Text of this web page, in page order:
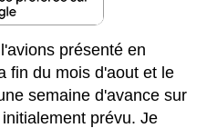
présenté en
fin du mois d'aout et le
semaine d'avance sur
prévu. Je